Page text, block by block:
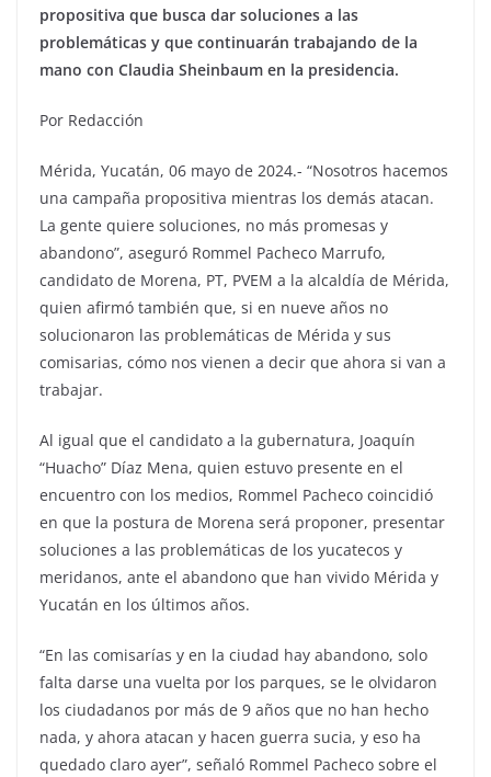
propositiva que busca dar soluciones a las
problemáticas y que continuarán trabajando de la
mano con Claudia Sheinbaum en la presidencia.
Por Redacción
Mérida, Yucatán, 06 mayo de 2024.- “Nosotros hacemos
una campaña propositiva mientras los demás atacan.
La gente quiere soluciones, no más promesas y
abandono”, aseguró Rommel Pacheco Marrufo,
candidato de Morena, PT, PVEM a la alcaldía de Mérida,
quien afirmó también que, si en nueve años no
solucionaron las problemáticas de Mérida y sus
comisarias, cómo nos vienen a decir que ahora si van a
trabajar.
Al igual que el candidato a la gubernatura, Joaquín
“Huacho” Díaz Mena, quien estuvo presente en el
encuentro con los medios, Rommel Pacheco coincidió
en que la postura de Morena será proponer, presentar
soluciones a las problemáticas de los yucatecos y
meridanos, ante el abandono que han vivido Mérida y
Yucatán en los últimos años.
“En las comisarías y en la ciudad hay abandono, solo
falta darse una vuelta por los parques, se le olvidaron
los ciudadanos por más de 9 años que no han hecho
nada, y ahora atacan y hacen guerra sucia, y eso ha
quedado claro ayer”, señaló Rommel Pacheco sobre el